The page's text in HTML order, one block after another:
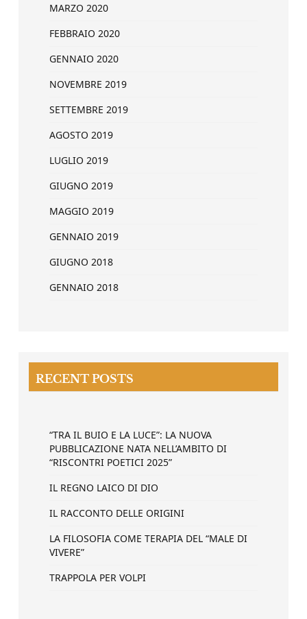
MARZO 2020
FEBBRAIO 2020
GENNAIO 2020
NOVEMBRE 2019
SETTEMBRE 2019
AGOSTO 2019
LUGLIO 2019
GIUGNO 2019
MAGGIO 2019
GENNAIO 2019
GIUGNO 2018
GENNAIO 2018
RECENT POSTS
“TRA IL BUIO E LA LUCE”: LA NUOVA
PUBBLICAZIONE NATA NELL’AMBITO DI
“RISCONTRI POETICI 2025”
IL REGNO LAICO DI DIO
IL RACCONTO DELLE ORIGINI
LA FILOSOFIA COME TERAPIA DEL “MALE DI
VIVERE”
TRAPPOLA PER VOLPI